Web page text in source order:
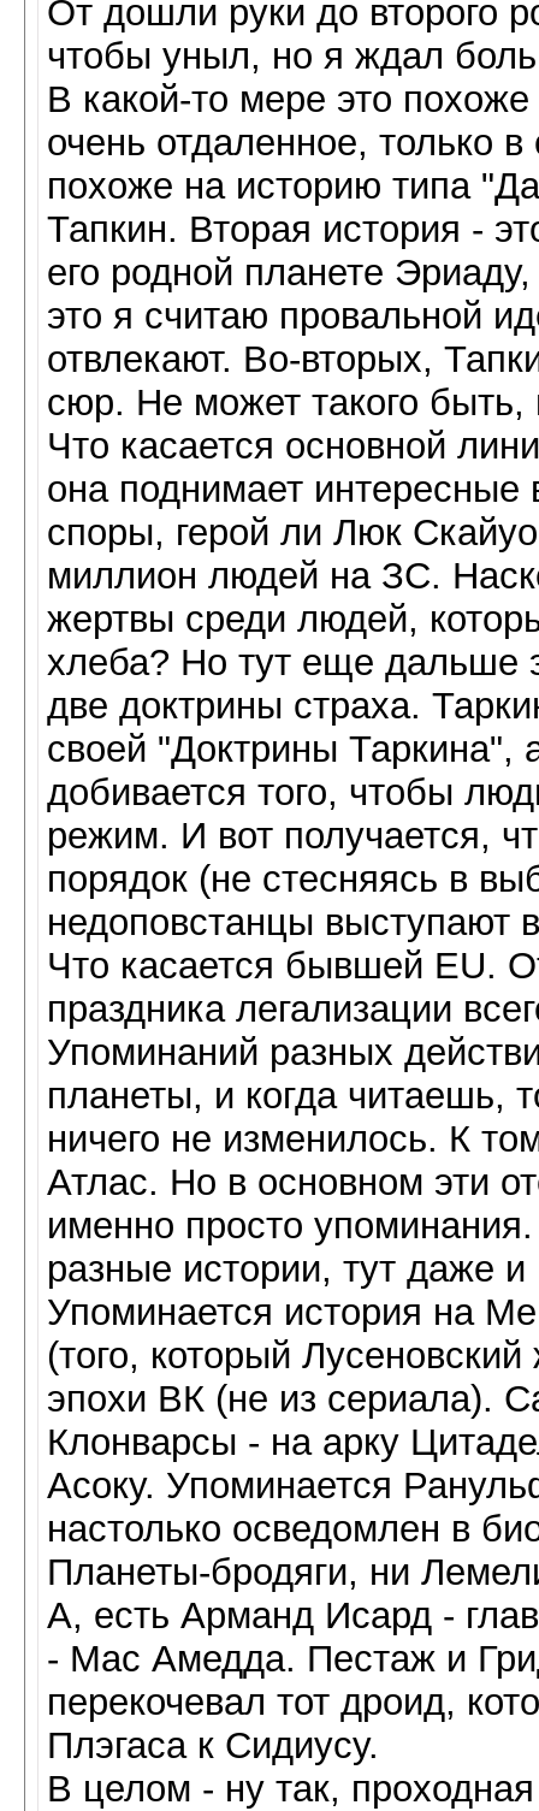
От дошли руки до второго
чтобы уныл, но я ждал
В какой-то мере это
очень отдаленное, только
похоже на историю типа
Тапкин. Вторая история -
его родной планете
это я считаю провальной
отвлекают. Во-вторых,
сюр. Не может такого быть,
Что касается основной
она поднимает
споры, герой ли Люк
миллион людей на ЗС.
жертвы среди людей,
хлеба? Но тут еще дальше
две доктрины страха.
своей "Доктрины Таркина",
добивается того, чтобы
режим. И вот получается,
порядок (не стесняясь в
недоповстанцы выступают
Что касается бывшей EU.
праздника легализации
Упоминаний разных
планеты, и когда читаешь,
ничего не изменилось. К
Атлас. Но в основном эти
именно просто
разные истории, тут даже и
Упоминается история на
(того, который
эпохи ВК (не из сериала).
Клонварсы - на арку
Асоку. Упоминается
настолько осведомлен в
Планеты-бродяги, ни
А, есть Арманд Исард -
- Мас Амедда. Пестаж и
перекочевал тот дроид,
Плэгаса к Сидиусу.
В целом - ну так,